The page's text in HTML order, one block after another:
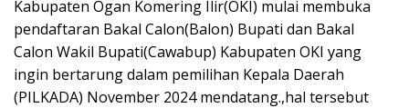
Kabupaten Ogan Komering Ilir(OKI) mulai membuka
pendaftaran Bakal Calon(Balon) Bupati dan Bakal
Calon Wakil Bupati(Cawabup) Kabupaten OKI yang
ingin bertarung dalam pemilihan Kepala Daerah
(PILKADA) November 2024 mendatang.,hal tersebut